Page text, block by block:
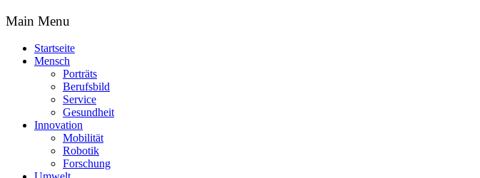
Main Menu
Startseite
Mensch
Porträts
Berufsbild
Service
Gesundheit
Innovation
Mobilität
Robotik
Forschung